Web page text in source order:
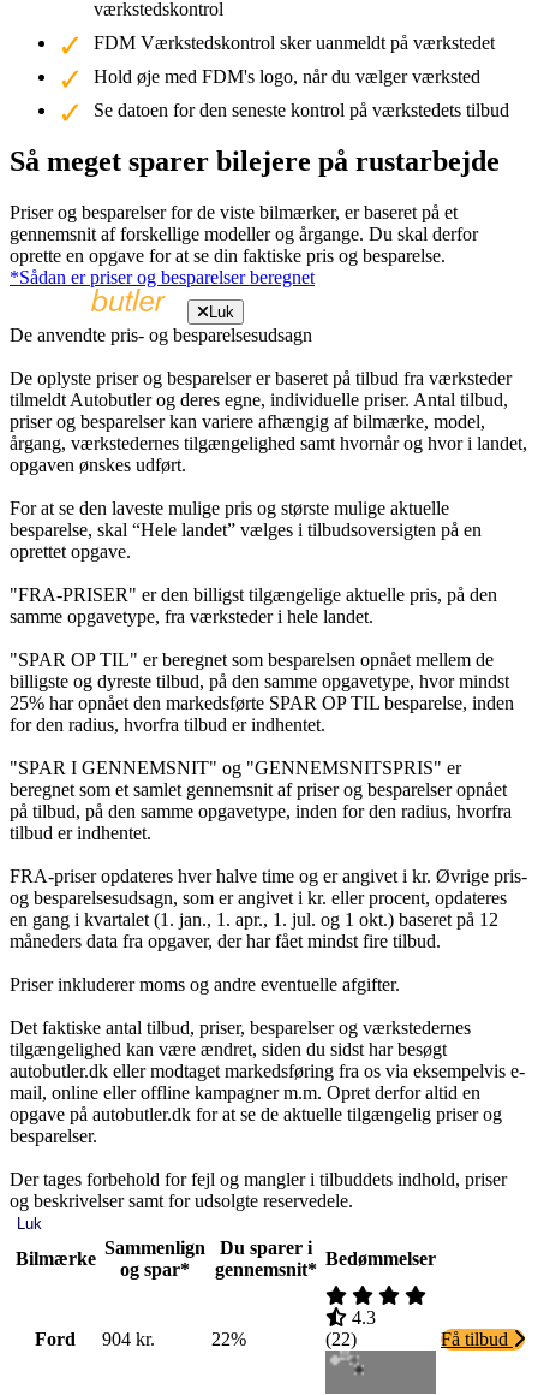
værkstedskontrol
FDM Værkstedskontrol sker uanmeldt på værkstedet
Hold øje med FDM's logo, når du vælger værksted
Se datoen for den seneste kontrol på værkstedets tilbud
Så meget sparer bilejere på rustarbejde
Priser og besparelser for de viste bilmærker, er baseret på et
gennemsnit af forskellige modeller og årgange. Du skal derfor
oprette en opgave for at se din faktiske pris og besparelse.
*Sådan er priser og besparelser beregnet
Luk
De anvendte pris- og besparelsesudsagn
De oplyste priser og besparelser er baseret på tilbud fra værksteder
tilmeldt Autobutler og deres egne, individuelle priser. Antal tilbud,
priser og besparelser kan variere afhængig af bilmærke, model,
årgang, værkstedernes tilgængelighed samt hvornår og hvor i landet,
opgaven ønskes udført.
For at se den laveste mulige pris og største mulige aktuelle
besparelse, skal “Hele landet” vælges i tilbudsoversigten på en
oprettet opgave.
"FRA-PRISER" er den billigst tilgængelige aktuelle pris, på den
samme opgavetype, fra værksteder i hele landet.
"SPAR OP TIL" er beregnet som besparelsen opnået mellem de
billigste og dyreste tilbud, på den samme opgavetype, hvor mindst
25% har opnået den markedsførte SPAR OP TIL besparelse, inden
for den radius, hvorfra tilbud er indhentet.
"SPAR I GENNEMSNIT" og "GENNEMSNITSPRIS" er
beregnet som et samlet gennemsnit af priser og besparelser opnået
på tilbud, på den samme opgavetype, inden for den radius, hvorfra
tilbud er indhentet.
FRA-priser opdateres hver halve time og er angivet i kr. Øvrige pris-
og besparelsesudsagn, som er angivet i kr. eller procent, opdateres
en gang i kvartalet (1. jan., 1. apr., 1. jul. og 1 okt.) baseret på 12
måneders data fra opgaver, der har fået mindst fire tilbud.
Priser inkluderer moms og andre eventuelle afgifter.
Det faktiske antal tilbud, priser, besparelser og værkstedernes
tilgængelighed kan være ændret, siden du sidst har besøgt
autobutler.dk eller modtaget markedsføring fra os via eksempelvis e-
mail, online eller offline kampagner m.m. Opret derfor altid en
opgave på autobutler.dk for at se de aktuelle tilgængelig priser og
besparelser.
Der tages forbehold for fejl og mangler i tilbuddets indhold, priser
og beskrivelser samt for udsolgte reservedele.
Luk
Bilmærke
Sammenlign
og spar*
Du sparer i
gennemsnit*
Bedømmelser
Ford 904 kr. 22%
4.3
(22) Få tilbud